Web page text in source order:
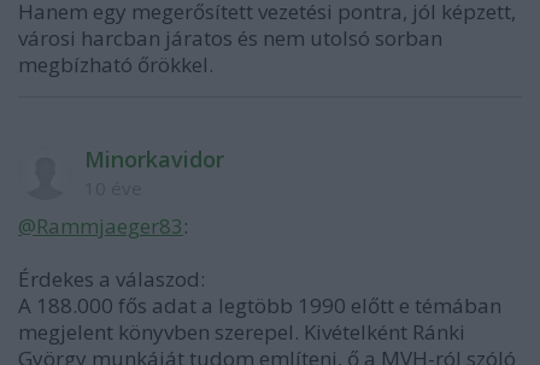
Hanem egy megerősített vezetési pontra, jól képzett,
városi harcban járatos és nem utolsó sorban
megbízható őrökkel.
Minorkavidor
@Rammjaeger83:
Érdekes a válaszod:
A 188.000 fős adat a legtöbb 1990 előtt e témában
megjelent könyvben szerepel. Kivételként Ránki
György munkáját tudom említeni, ő a MVH-ról szóló